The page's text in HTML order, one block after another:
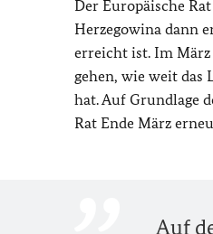
Der Europäische
Herzegowina dann
erreicht ist. Im
gehen, wie weit das
hat. Auf Grundlage
Rat Ende März
Auf